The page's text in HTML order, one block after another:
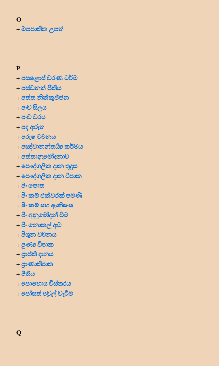
O
+ඕපපාතික උපත්
P
+පසළොස් චරණ ධර්ම
+පස්වනක් පීතිය
+පත්ත නික්කුජ්ජන
+පංච සීලය
+පංච වරය
+පද අරුත
+පරුෂ වචනය
+පඤ්චානන්තර්‍ය්‍ය කර්මය
+පත්තානුමෝදනාව
+පෞද්ගලික දානතුදුස
+පෞද්ගලික දාන විපාක
+පිං පොත
+පිං කම් එක්වරක් පමණි
+පිං කම් සහ ආනිසංස
+පිං අනුමෝදන් වීම
+පිං නොකල් අට
+පිශුන වචනය
+පුණ්‍ය විපාක
+ප්‍රාප්ති දානය
+ප්‍රාණාතිපාත
+පීතිය
+පොහොය විස්තරය
+පෝසත් පවුල් වැටීම
Q